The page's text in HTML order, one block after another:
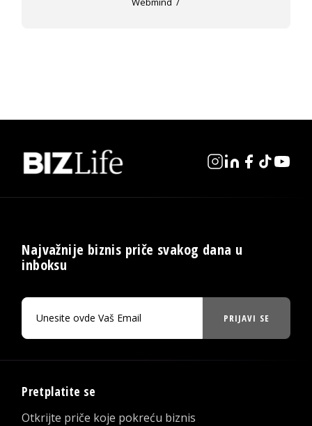
Najvažnije biznis priče svakog dana u
inboksu
PRIJAVI SE
Pretplatite se
Otkrijte priče koje pokreću biznis